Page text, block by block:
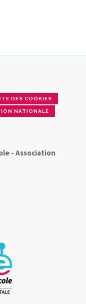
DES COOKIES
NATIONALE
- Association